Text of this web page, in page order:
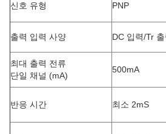
신호 유형 PNP
출력 입력 사양 DC 입력/Tr 출
최대 출력 전류
단일 채널 (mA)
500mA
반응 시간 최소 2mS